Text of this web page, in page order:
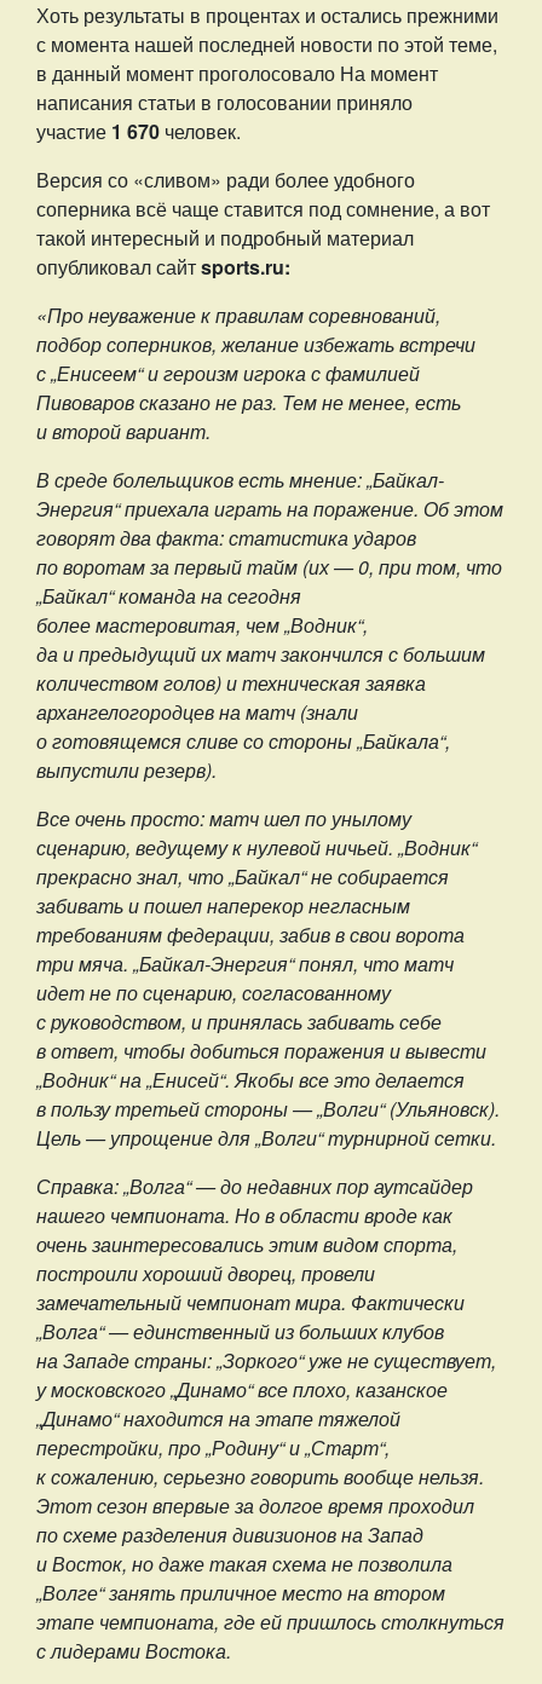
Хоть результаты в процентах и остались прежними
с момента нашей последней новости по этой теме,
в данный момент проголосовало На момент
написания статьи в голосовании приняло
участие 1 670 человек.
Версия со «сливом» ради более удобного
соперника всё чаще ставится под сомнение, а вот
такой интересный и подробный материал
опубликовал сайтsports.ru:
«Про неуважение к правилам соревнований,
подбор соперников, желание избежать встречи
с „Енисеем“ и героизм игрока с фамилией
Пивоваров сказано не раз. Тем не менее, есть
и второй вариант.
В среде болельщиков есть мнение: „Байкал-
Энергия“ приехала играть на поражение. Об этом
говорят два факта: статистика ударов
по воротам за первый тайм (их — 0, при том, что
„Байкал“ команда на сегодня
более мастеровитая, чем „Водник“,
да и предыдущий их матч закончился с большим
количеством голов) и техническая заявка
архангелогородцев на матч (знали
о готовящемся сливе со стороны „Байкала“,
выпустили резерв).
Все очень просто: матч шел по унылому
сценарию, ведущему к нулевой ничьей. „Водник“
прекрасно знал, что „Байкал“ не собирается
забивать и пошел наперекор негласным
требованиям федерации, забив в свои ворота
три мяча. „Байкал-Энергия“ понял, что матч
идет не по сценарию, согласованному
с руководством, и принялась забивать себе
в ответ, чтобы добиться поражения и вывести
„Водник“ на „Енисей“. Якобы все это делается
в пользу третьей стороны — „Волги“ (Ульяновск).
Цель — упрощение для „Волги“ турнирной сетки.
Справка: „Волга“ — до недавних пор аутсайдер
нашего чемпионата. Но в области вроде как
очень заинтересовались этим видом спорта,
построили хороший дворец, провели
замечательный чемпионат мира. Фактически
„Волга“ — единственный из больших клубов
на Западе страны: „Зоркого“ уже не существует,
у московского „Динамо“ все плохо, казанское
„Динамо“ находится на этапе тяжелой
перестройки, про „Родину“ и „Старт“,
к сожалению, серьезно говорить вообще нельзя.
Этот сезон впервые за долгое время проходил
по схеме разделения дивизионов на Запад
и Восток, но даже такая схема не позволила
„Волге“ занять приличное место на втором
этапе чемпионата, где ей пришлось столкнуться
с лидерами Востока.